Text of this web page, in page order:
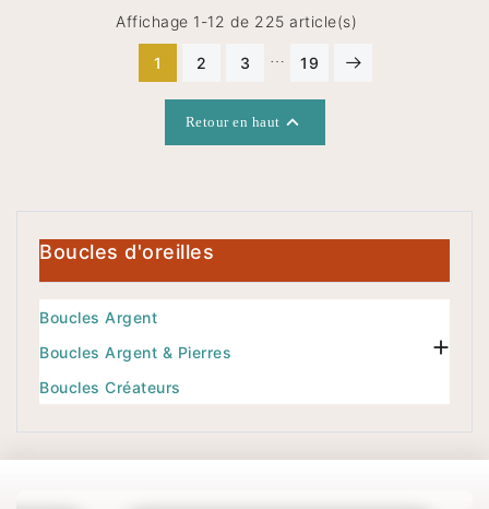
Affichage 1-12 de 225 article(s)
1 2 3 19
Retour en haut 
Boucles d'oreilles
Boucles Argent
Boucles Argent & Pierres

Boucles Créateurs